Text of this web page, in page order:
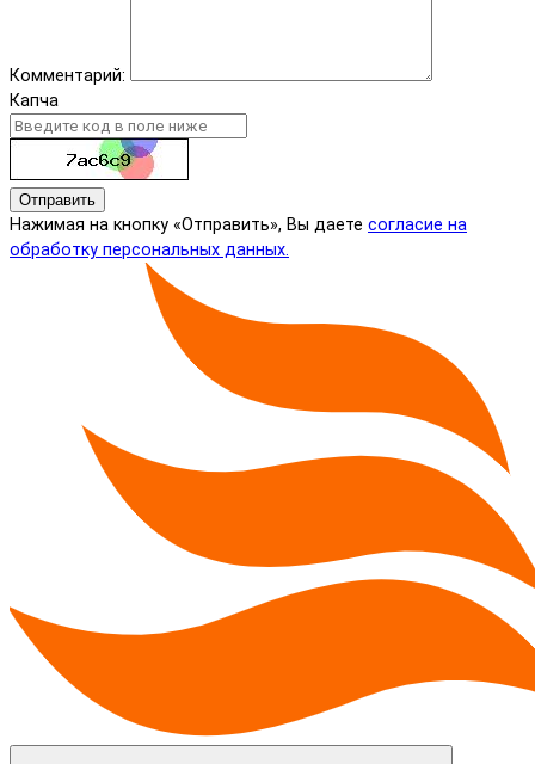
Комментарий:
Капча
Отправить
Нажимая на кнопку «Отправить», Вы даете согласие на
обработку персональных данных.